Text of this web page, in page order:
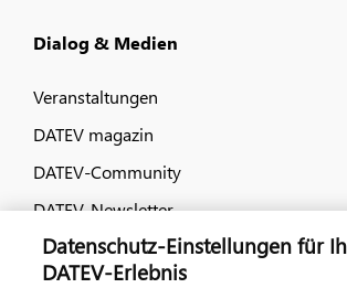
Dialog & Medien
Veranstaltungen
DATEV magazin
DATEV-Community
DATEV-Newsletter
Kontaktieren Sie uns
Datenschutz-Einstellungen für
DATEV-Erlebnis